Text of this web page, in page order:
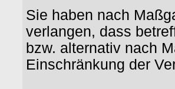
Sie haben nach
verlangen, dass
bzw. alternativ nach
Einschränkung der